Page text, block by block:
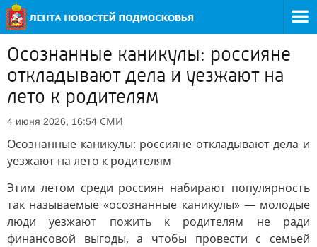
Осознанные каникулы: россияне
откладывают дела и уезжают на
лето к родителям
4 июня 2026, 16:54 СМИ
Осознанные каникулы: россияне откладывают дела и
уезжают на лето к родителям
Этим летом среди россиян набирают популярность
так называемые «осознанные каникулы» — молодые
люди уезжают пожить к родителям не ради
финансовой выгоды, а чтобы провести с семьей